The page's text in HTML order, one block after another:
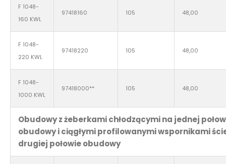
F 1048-
160 KWL
97418160 105 48,00
F 1048-
220 KWL
97418220 105 48,00
F 1048-
1000 KWL
97418000** 105 48,00
Obudowy z żeberkami chłodzącymi na jednej
obudowy i ciągłymi profilowanymi wspornikami
drugiej połowie obudowy